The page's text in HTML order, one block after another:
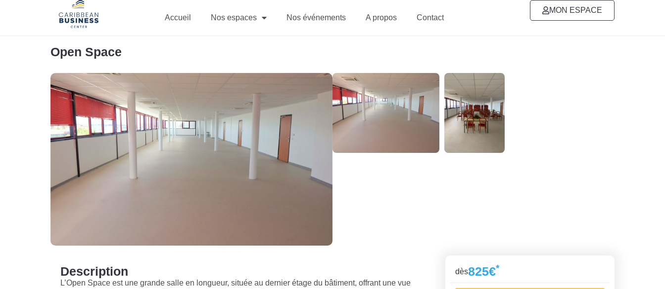
Accueil Nos espaces Nos événements A propos Contact
MON ESPACE
Open Space
Description
L’Open Space est une grande salle en longueur, située au dernier étage du bâtiment, offrant une vue
dès825€*